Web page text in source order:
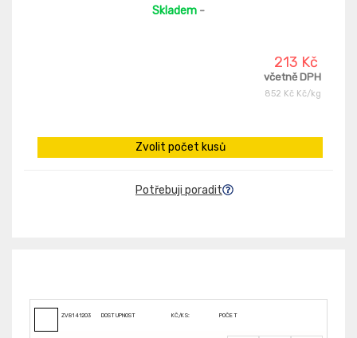
Skladem -
213 Kč
včetně DPH
852 Kč Kč/kg
Zvolit počet kusů
Potřebuji poradit
ZV8141203 DOSTUPNOST KČ/KS: POČET